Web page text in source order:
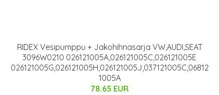
RIDEX Vesipumppu + Jakohihnasarja VW,AUDI,SEAT
3096W0210 026121005A,026121005C,026121005E
026121005G,026121005H,026121005J,037121005C,06812
1005A
78.65 EUR